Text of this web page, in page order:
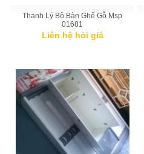
Thanh Lý Bộ Bàn Ghế Gỗ Msp
01681
Liên hệ hỏi giá